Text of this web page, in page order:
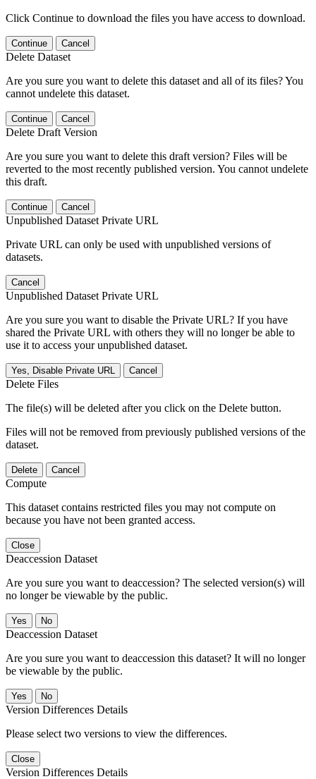
Click Continue to download the files you have access to download.
Continue Cancel
Delete Dataset
Are you sure you want to delete this dataset and all of its files? You
cannot undelete this dataset.
Continue Cancel
Delete Draft Version
Are you sure you want to delete this draft version? Files will be
reverted to the most recently published version. You cannot undelete
this draft.
Continue Cancel
Unpublished Dataset Private URL
Private URL can only be used with unpublished versions of
datasets.
Cancel
Unpublished Dataset Private URL
Are you sure you want to disable the Private URL? If you have
shared the Private URL with others they will no longer be able to
use it to access your unpublished dataset.
Yes, Disable Private URL Cancel
Delete Files
The file(s) will be deleted after you click on the Delete button.
Files will not be removed from previously published versions of the
dataset.
Delete Cancel
Compute
This dataset contains restricted files you may not compute on
because you have not been granted access.
Close
Deaccession Dataset
Are you sure you want to deaccession? The selected version(s) will
no longer be viewable by the public.
No
Deaccession Dataset
Are you sure you want to deaccession this dataset? It will no longer
be viewable by the public.
No
Version Differences Details
Please select two versions to view the differences.
Close
Version Differences Details